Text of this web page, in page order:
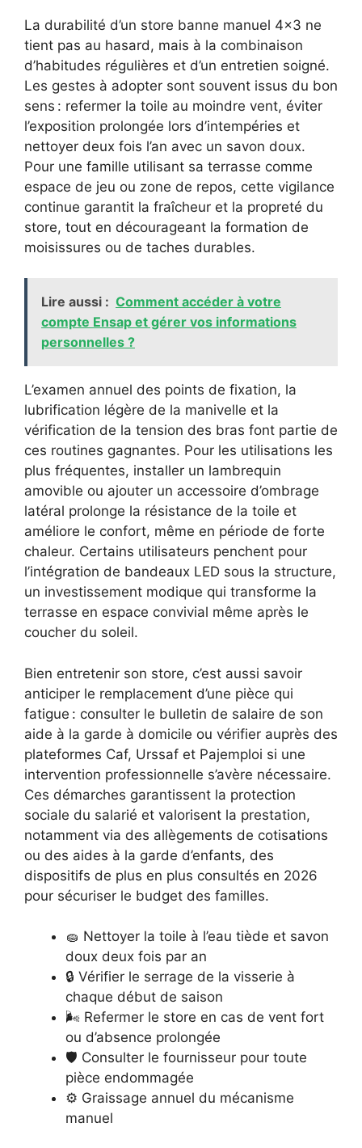
La durabilité d’un store banne manuel 4×3 ne
tient pas au hasard, mais à la combinaison
d’habitudes régulières et d’un entretien soigné.
Les gestes à adopter sont souvent issus du bon
sens : refermer la toile au moindre vent, éviter
l’exposition prolongée lors d’intempéries et
nettoyer deux fois l’an avec un savon doux.
Pour une famille utilisant sa terrasse comme
espace de jeu ou zone de repos, cette vigilance
continue garantit la fraîcheur et la propreté du
store, tout en décourageant la formation de
moisissures ou de taches durables.
Lire aussi : Comment accéder à votre
compte Ensap et gérer vos informations
personnelles ?
L’examen annuel des points de fixation, la
lubrification légère de la manivelle et la
vérification de la tension des bras font partie de
ces routines gagnantes. Pour les utilisations les
plus fréquentes, installer un lambrequin
amovible ou ajouter un accessoire d’ombrage
latéral prolonge la résistance de la toile et
améliore le confort, même en période de forte
chaleur. Certains utilisateurs penchent pour
l’intégration de bandeaux LED sous la structure,
un investissement modique qui transforme la
terrasse en espace convivial même après le
coucher du soleil.
Bien entretenir son store, c’est aussi savoir
anticiper le remplacement d’une pièce qui
fatigue : consulter le bulletin de salaire de son
aide à la garde à domicile ou vérifier auprès des
plateformes Caf, Urssaf et Pajemploi si une
intervention professionnelle s’avère nécessaire.
Ces démarches garantissent la protection
sociale du salarié et valorisent la prestation,
notamment via des allègements de cotisations
ou des aides à la garde d’enfants, des
dispositifs de plus en plus consultés en 2026
pour sécuriser le budget des familles.
🧽 Nettoyer la toile à l’eau tiède et savon
doux deux fois par an
🔒 Vérifier le serrage de la visserie à
chaque début de saison
🌬️ Refermer le store en cas de vent fort
ou d’absence prolongée
🛡️ Consulter le fournisseur pour toute
pièce endommagée
⚙️ Graissage annuel du mécanisme
manuel